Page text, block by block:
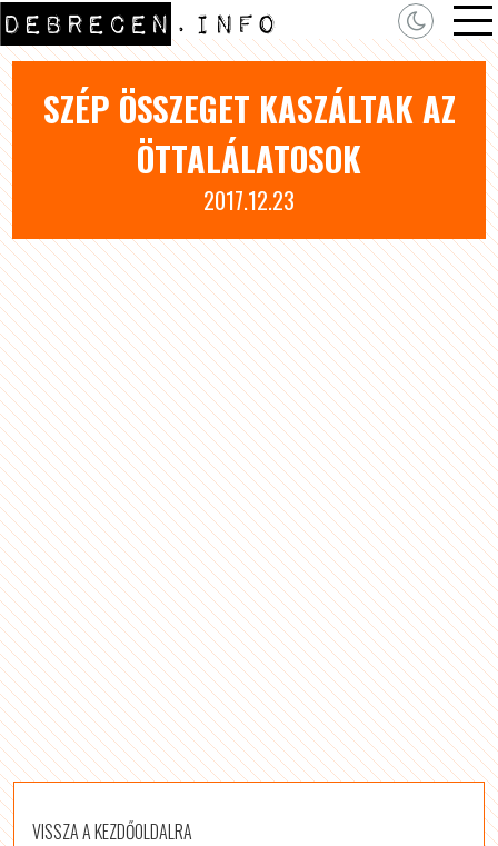
SZÉP ÖSSZEGET KASZÁLTAK AZ
ÖTTALÁLATOSOK
2017.12.23
VISSZA A KEZDŐOLDALRA